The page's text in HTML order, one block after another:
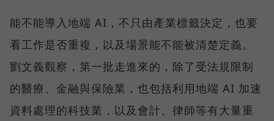
能不能導入地端 AI，不只由產業標籤決定，也要
看工作是否重複，以及場景能不能被清楚定義。
劉文義觀察，第一批走進來的，除了受法規限制
的醫療、金融與保險業，也包括利用地端 AI 加速
資料處理的科技業，以及會計、律師等有大量重